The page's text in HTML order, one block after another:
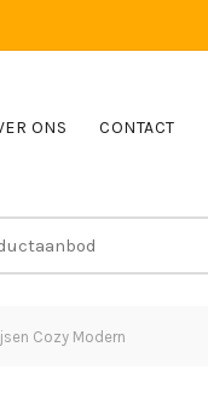
ONS CONTACT
Cozy Modern